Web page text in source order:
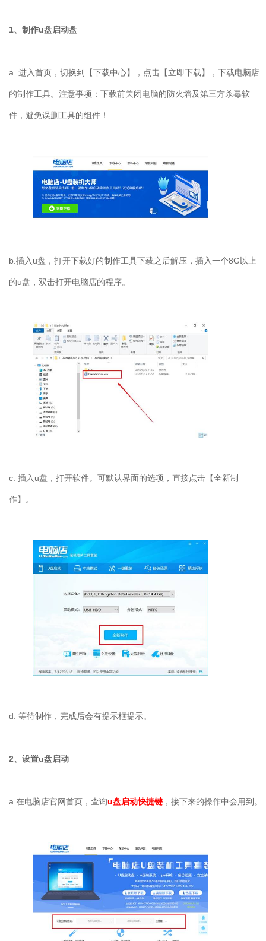
1、制作u盘启动盘
a. 进入首页，切换到【下载中心】，点击【立即下载】，下载电脑店
的制作工具。注意事项：下载前关闭电脑的防火墙及第三方杀毒软
件，避免误删工具的组件！
b.插入u盘，打开下载好的制作工具下载之后解压，插入一个8G以上
的u盘，双击打开电脑店的程序。
c. 插入u盘，打开软件。可默认界面的选项，直接点击【全新制
作】。
d. 等待制作，完成后会有提示框提示。
2、设置u盘启动
a.在电脑店官网首页，查询u盘启动快捷键 ，接下来的操作中会用到。